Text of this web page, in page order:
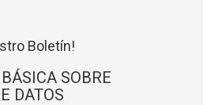
Boletín!
SOBRE
DATOS